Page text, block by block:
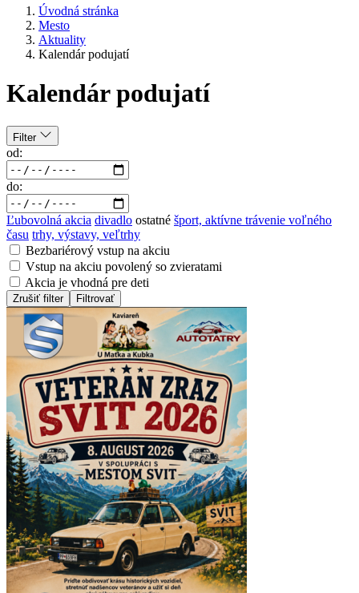
Úvodná stránka
Mesto
Aktuality
Kalendár podujatí
Kalendár podujatí
Filter
od:
do:
Ľubovolná akcia divadlo ostatné šport, aktívne trávenie voľného
času trhy, výstavy, veľtrhy
Bezbariérový vstup na akciu
Vstup na akciu povolený so zvieratami
Akcia je vhodná pre deti
Zrušiť filter Filtrovať